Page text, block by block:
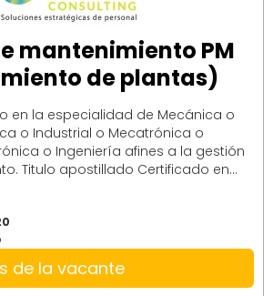
mantenimiento PM
de plantas)
en la especialidad de Mecánica o
o Industrial o Mecatrónica o
o Ingeniería afines a la gestión
Titulo apostillado Certificado en...
de la vacante